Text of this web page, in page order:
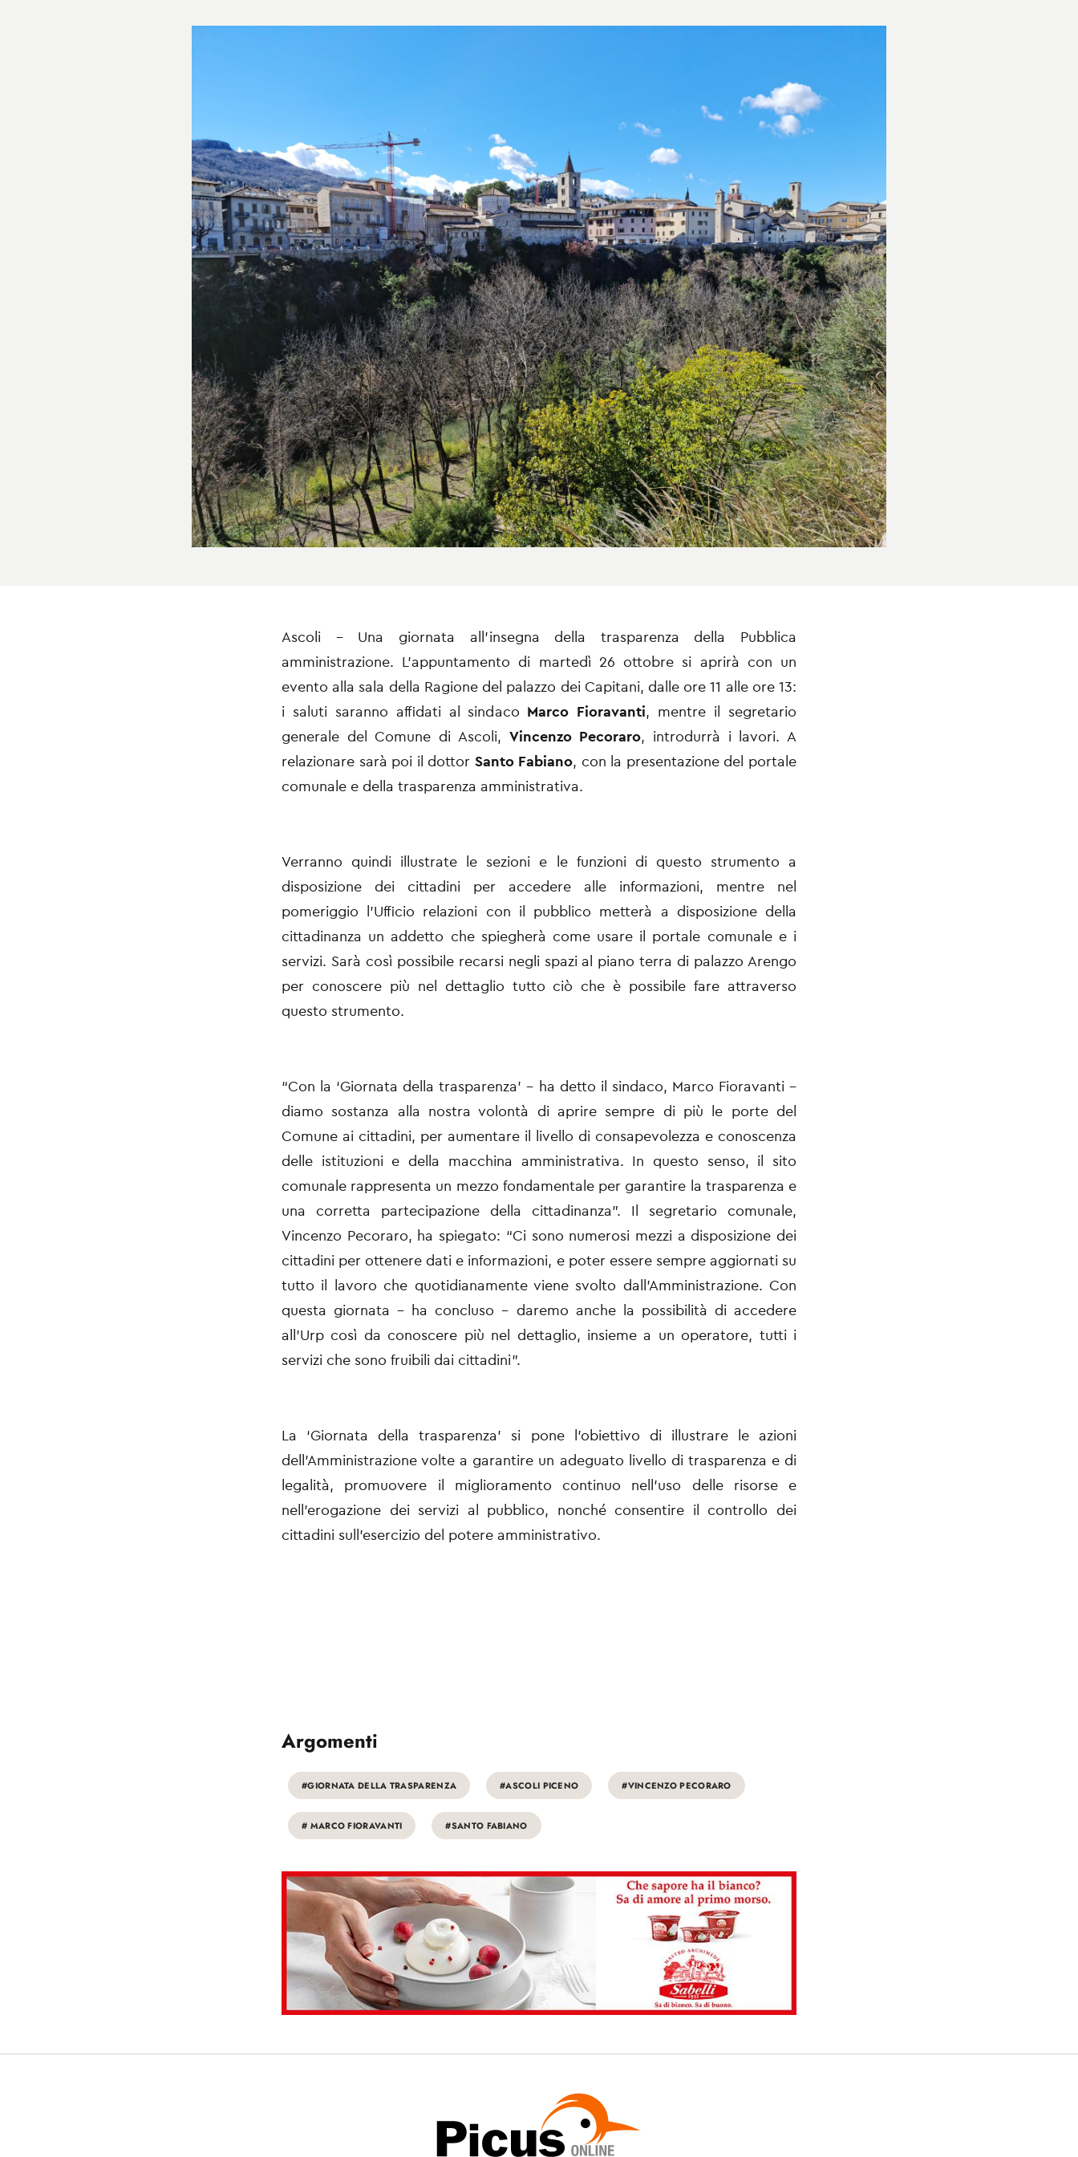
Ascoli - Una giornata all’insegna della trasparenza della Pubblica
amministrazione. L’appuntamento di martedì 26 ottobre si aprirà con un
evento alla sala della Ragione del palazzo dei Capitani, dalle ore 11 alle ore 13:
i saluti saranno affidati al sindaco Marco Fioravanti, mentre il segretario
generale del Comune di Ascoli, Vincenzo Pecoraro, introdurrà i lavori. A
relazionare sarà poi il dottor Santo Fabiano, con la presentazione del portale
comunale e della trasparenza amministrativa.
Verranno quindi illustrate le sezioni e le funzioni di questo strumento a
disposizione dei cittadini per accedere alle informazioni, mentre nel
pomeriggio l’Ufficio relazioni con il pubblico metterà a disposizione della
cittadinanza un addetto che spiegherà come usare il portale comunale e i
servizi. Sarà così possibile recarsi negli spazi al piano terra di palazzo Arengo
per conoscere più nel dettaglio tutto ciò che è possibile fare attraverso
questo strumento.
“Con la ‘Giornata della trasparenza’ – ha detto il sindaco, Marco Fioravanti –
diamo sostanza alla nostra volontà di aprire sempre di più le porte del
Comune ai cittadini, per aumentare il livello di consapevolezza e conoscenza
delle istituzioni e della macchina amministrativa. In questo senso, il sito
comunale rappresenta un mezzo fondamentale per garantire la trasparenza e
una corretta partecipazione della cittadinanza”. Il segretario comunale,
Vincenzo Pecoraro, ha spiegato: “Ci sono numerosi mezzi a disposizione dei
cittadini per ottenere dati e informazioni, e poter essere sempre aggiornati su
tutto il lavoro che quotidianamente viene svolto dall’Amministrazione. Con
questa giornata – ha concluso – daremo anche la possibilità di accedere
all’Urp così da conoscere più nel dettaglio, insieme a un operatore, tutti i
servizi che sono fruibili dai cittadini”.
La ‘Giornata della trasparenza’ si pone l'obiettivo di illustrare le azioni
dell'Amministrazione volte a garantire un adeguato livello di trasparenza e di
legalità, promuovere il miglioramento continuo nell'uso delle risorse e
nell'erogazione dei servizi al pubblico, nonché consentire il controllo dei
cittadini sull'esercizio del potere amministrativo.
Argomenti
#GIORNATA DELLA TRASPARENZA #ASCOLI PICENO #VINCENZO PECORARO
# MARCO FIORAVANTI #SANTO FABIANO